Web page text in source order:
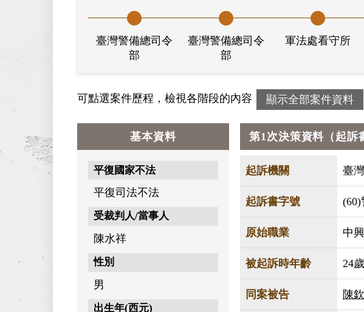
臺灣警備總司令
部
臺灣警備總司令
部
軍法處看守所
可點選案件歷程，檢視各階段的內容 顯示全部案件資料
基本資料
平復國家不法
平復司法不法
受裁判人/當事人
陳水祥
性別
男
出生年(西元)
第1次決策資料（起訴
起訴機關 臺
起訴書字號 (60)
原始職業 中
被起訴時年齡 24歲
同案被告 陳